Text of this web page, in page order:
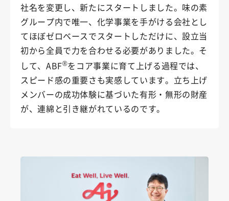
社名を変更し、新たにスタートしました。味の素
グループ内で唯一、化学事業を手がける会社とし
てほぼゼロベースでスタートしただけに、設立当
初から全員で力を合わせる必要がありました。そ
して、ABF®をコア事業に育て上げる過程では、
スピード感の重要さも実感しています。立ち上げ
メンバーの成功体験に基づいた有形・無形の財産
が、連綿と引き継がれているのです。